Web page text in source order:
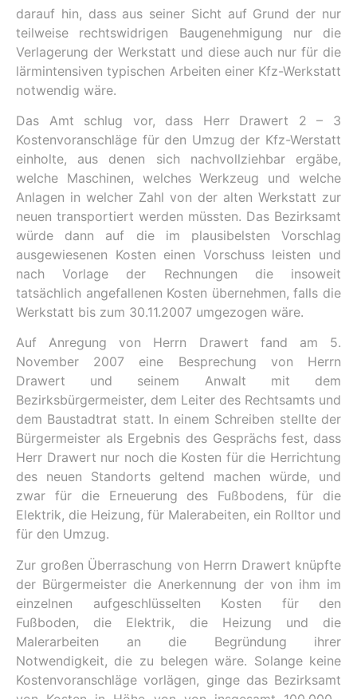
darauf hin, dass aus seiner Sicht auf Grund der nur
teilweise rechtswidrigen Baugenehmigung nur die
Verlagerung der Werkstatt und diese auch nur für die
lärmintensiven typischen Arbeiten einer Kfz-Werkstatt
notwendig wäre.
Das Amt schlug vor, dass Herr Drawert 2 – 3
Kostenvoranschläge für den Umzug der Kfz-Werstatt
einholte, aus denen sich nachvollziehbar ergäbe,
welche Maschinen, welches Werkzeug und welche
Anlagen in welcher Zahl von der alten Werkstatt zur
neuen transportiert werden müssten. Das Bezirksamt
würde dann auf die im plausibelsten Vorschlag
ausgewiesenen Kosten einen Vorschuss leisten und
nach Vorlage der Rechnungen die insoweit
tatsächlich angefallenen Kosten übernehmen, falls die
Werkstatt bis zum 30.11.2007 umgezogen wäre.
Auf Anregung von Herrn Drawert fand am 5.
November 2007 eine Besprechung von Herrn
Drawert und seinem Anwalt mit dem
Bezirksbürgermeister, dem Leiter des Rechtsamts und
dem Baustadtrat statt. In einem Schreiben stellte der
Bürgermeister als Ergebnis des Gesprächs fest, dass
Herr Drawert nur noch die Kosten für die Herrichtung
des neuen Standorts geltend machen würde, und
zwar für die Erneuerung des Fußbodens, für die
Elektrik, die Heizung, für Malerabeiten, ein Rolltor und
für den Umzug.
Zur großen Überraschung von Herrn Drawert knüpfte
der Bürgermeister die Anerkennung der von ihm im
einzelnen aufgeschlüsselten Kosten für den
Fußboden, die Elektrik, die Heizung und die
Malerarbeiten an die Begründung ihrer
Notwendigkeit, die zu belegen wäre. Solange keine
Kostenvoranschläge vorlägen, ginge das Bezirksamt